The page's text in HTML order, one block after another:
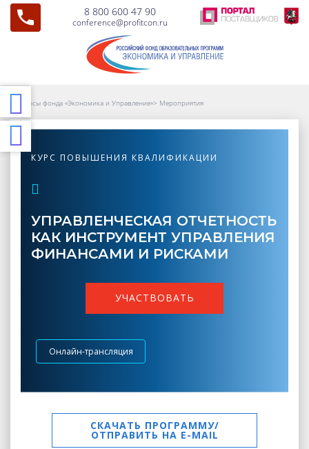
8 800 600 47 90
conference@profitcon.ru
Курсы фонда «Экономика и Управление»> Мероприятия
КУРС ПОВЫШЕНИЯ КВАЛИФИКАЦИИ
УПРАВЛЕНЧЕСКАЯ ОТЧЕТНОСТЬ
КАК ИНСТРУМЕНТ УПРАВЛЕНИЯ
ФИНАНСАМИ И РИСКАМИ
УЧАСТВОВАТЬ
Онлайн-трансляция
СКАЧАТЬ ПРОГРАММУ/
ОТПРАВИТЬ НА E-MAIL